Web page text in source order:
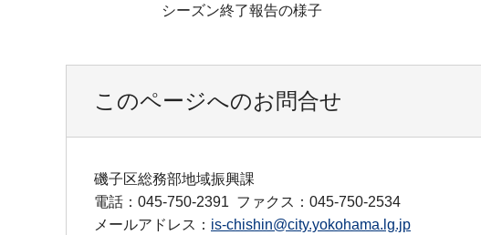
シーズン終了報告の様子
このページへのお問合せ
磯子区総務部地域振興課
電話：045-750-2391 ファクス：045-750-2534
メールアドレス： is-chishin@city.yokohama.lg.jp